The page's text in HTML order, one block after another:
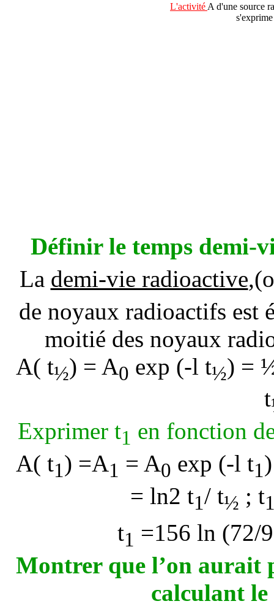
L'activité A d'une source
Définir le temps demi-
La demi-vie radioactive
de noyaux radioactifs est
moitié des noyaux
A( t½) = A0 exp (-l t½) =
t
Exprimer t1 en fonction
A( t1) =A1 = A0 exp (-l t1
= ln2 t1/ t½ ; t
t1 =156 ln (72/
Montrer que l’on aurait
calculant